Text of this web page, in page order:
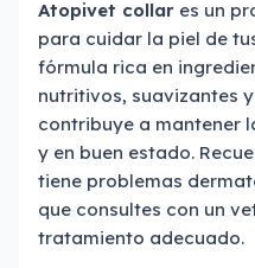
Atopivet collar es un
para cuidar la piel de
fórmula rica en
nutritivos, suavizantes
contribuye a mantener
y en buen estado.
tiene problemas
que consultes con un
tratamiento adecuado.